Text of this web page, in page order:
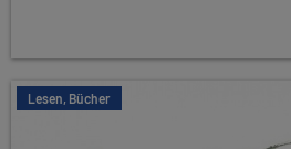
Lesen, Bücher